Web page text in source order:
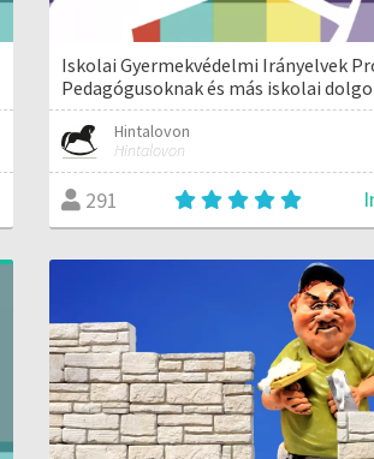
Iskolai Gyermekvédelmi Irányelvek
Pedagógusoknak és más iskolai
Hintalovon
Hintalovon
291